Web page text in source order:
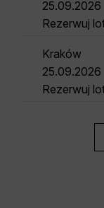
25.09.2026
Rezerwuj
Kraków
25.09.2026
Rezerwuj